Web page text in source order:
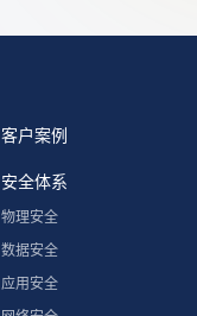
客户案例
安全体系
物理安全
数据安全
应用安全